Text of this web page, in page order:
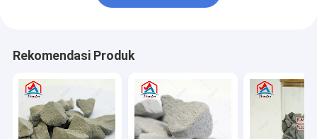
Rekomendasi Produk